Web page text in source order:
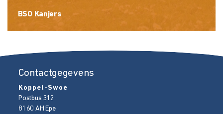
BSO Kanjers
Contactgegevens
Koppel-Swoe
Postbus 312
8160 AH Epe